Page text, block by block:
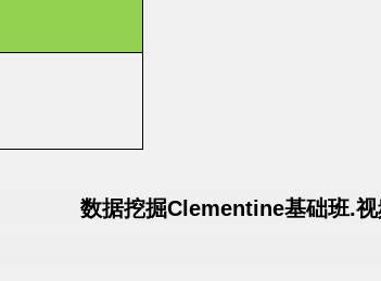
数据挖掘Clementine基础班.